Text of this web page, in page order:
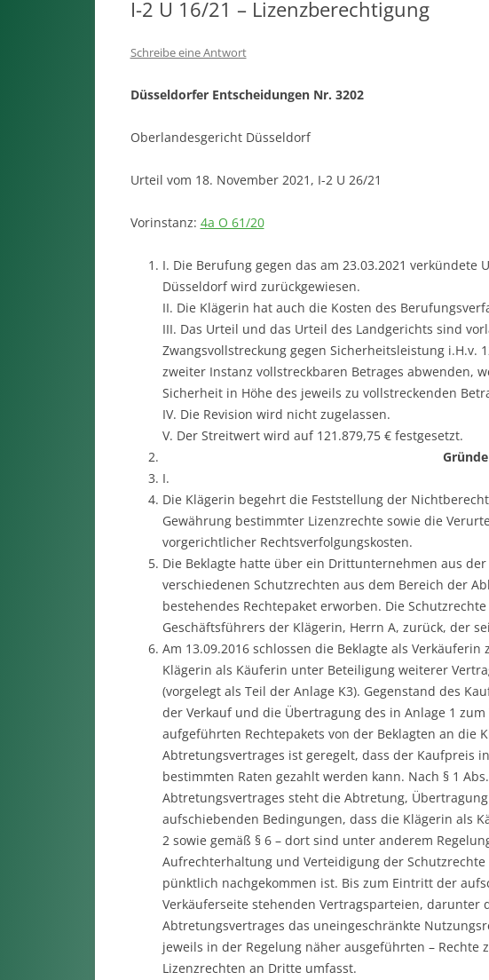
I-2 U 16/21 – Lizenzberechtigung
Schreibe eine Antwort
Düsseldorfer Entscheidungen Nr. 3202
Oberlandesgericht Düsseldorf
Urteil vom 18. November 2021, I-2 U 26/21
Vorinstanz: 4a O 61/20
I. Die Berufung gegen das am 23.03.2021 verkündete
Düsseldorf wird zurückgewiesen.
II. Die Klägerin hat auch die Kosten des
III. Das Urteil und das Urteil des Landgerichts sind
Zwangsvollstreckung gegen Sicherheitsleistung i.H.v.
zweiter Instanz vollstreckbaren Betrages abwenden,
Sicherheit in Höhe des jeweils zu vollstreckenden
IV. Die Revision wird nicht zugelassen.
V. Der Streitwert wird auf 121.879,75 € festgesetzt.
Gründe
I.
Die Klägerin begehrt die Feststellung der
Gewährung bestimmter Lizenzrechte sowie die
vorgerichtlicher Rechtsverfolgungskosten.
Die Beklagte hatte über ein Drittunternehmen aus
verschiedenen Schutzrechten aus dem Bereich der
bestehendes Rechtepaket erworben. Die
Geschäftsführers der Klägerin, Herrn A, zurück, der
Am 13.09.2016 schlossen die Beklagte als
Klägerin als Käuferin unter Beteiligung weiterer
(vorgelegt als Teil der Anlage K3). Gegenstand des
der Verkauf und die Übertragung des in Anlage 1
aufgeführten Rechtepakets von der Beklagten an die
Abtretungsvertrages ist geregelt, dass der Kaufpreis
bestimmten Raten gezahlt werden kann. Nach § 1
Abtretungsvertrages steht die Abtretung,
aufschiebenden Bedingungen, dass die Klägerin als
2 sowie gemäß § 6 – dort sind unter anderem
Aufrechterhaltung und Verteidigung der
pünktlich nachgekommen ist. Bis zum Eintritt der
Verkäuferseite stehenden Vertragsparteien, darunter
Abtretungsvertrages das uneingeschränkte
jeweils in der Regelung näher ausgeführten – Rechte
Lizenzrechten an Dritte umfasst.